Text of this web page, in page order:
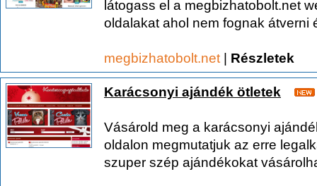
látogass el a megbizhatobolt.net
oldalakat ahol nem fognak átverni
megbizhatobolt.net | Részletek
Karácsonyi ajándék ötletek
Vásárold meg a karácsonyi
oldalon megmutatjuk az erre
szuper szép ajándékokat